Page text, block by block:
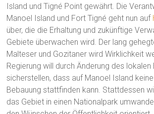
Island und Tigné Point gewährt. Die
Manoel Island und Fort Tigné geht nun auf
über, die die Erhaltung und zukünftige
Gebiete überwachen wird. Der lang
Malteser und Gozitaner wird Wirklichkeit
Regierung will durch Änderung des lokalen
sicherstellen, dass auf Manoel Island
Bebauung stattfinden kann. Stattdessen
das Gebiet in einen Nationalpark